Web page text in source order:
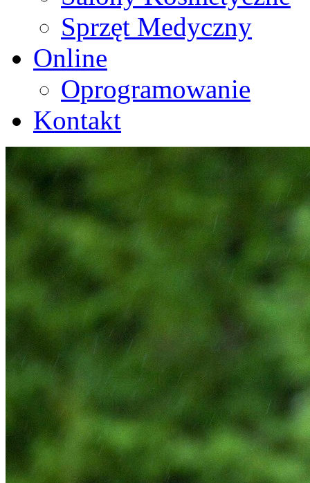
Sprzęt Medyczny
Online
Oprogramowanie
Kontakt